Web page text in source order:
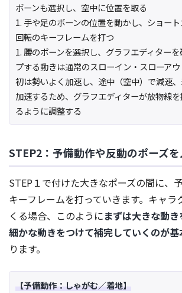
ボーンも選択し、空中に位置を取る
1. 手や足のボーンの位置を動かし、ショー
回転のキーフレームを打つ
1. 腰のボーンを選択し、グラフエディター
プする動きは通常のスローイン・スローア
初は勢いよく加速し、途中（空中）で減速
加速するため、グラフエディターが放物線
るように調整する
STEP2：予備動作や反動のポーズを
STEP１で付けた大きなポーズの間に、
キーフレームを打っていきます。キャラ
くる場合、このようにまずは大きな動
細かな動きをつけて補完していくのが基
ります。
【予備動作：しゃがむ／着地】